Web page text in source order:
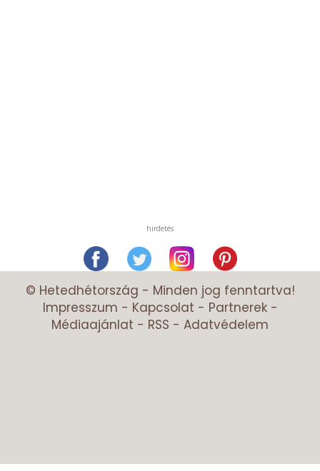
hirdetés
© Hetedhétország - Minden jog fenntartva!
Impresszum - Kapcsolat - Partnerek-
Médiaajánlat - RSS - Adatvédelem